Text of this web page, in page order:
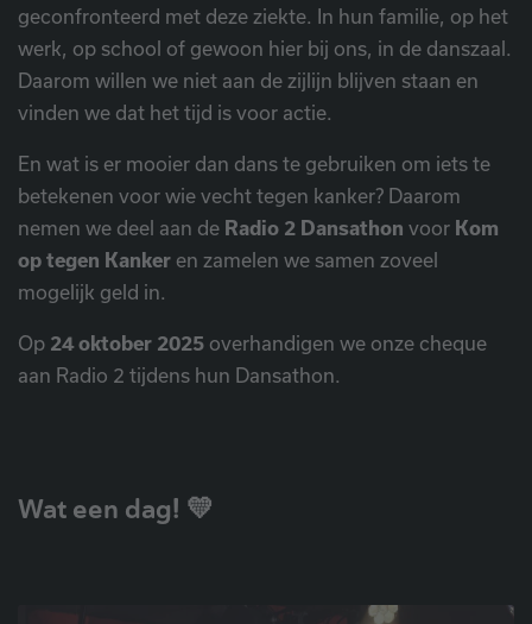
geconfronteerd met deze ziekte. In hun familie, op het
werk, op school of gewoon hier bij ons, in de danszaal.
Daarom willen we niet aan de zijlijn blijven staan en
vinden we dat het tijd is voor actie.
En wat is er mooier dan dans te gebruiken om iets te
betekenen voor wie vecht tegen kanker? Daarom
nemen we deel aan de Radio 2 Dansathon voor Kom
op tegen Kanker en zamelen we samen zoveel
mogelijk geld in.
Op 24 oktober 2025 overhandigen we onze cheque
aan Radio 2 tijdens hun Dansathon.
Wat een dag! 💛